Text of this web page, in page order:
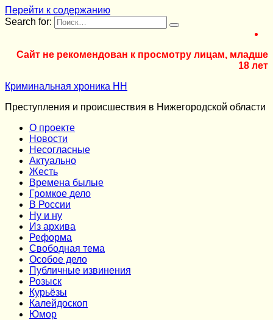
Перейти к содержанию
Search for:
Сайт не рекомендован к просмотру лицам, младше
18 лет
Криминальная хроника НН
Преступления и происшествия в Нижегородской области
О проекте
Новости
Несогласные
Актуально
Жесть
Времена былые
Громкое дело
В России
Ну и ну
Из архива
Реформа
Cвободная тема
Особое дело
Публичные извинения
Розыск
Курьёзы
Калейдоскоп
Юмор